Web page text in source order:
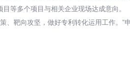
等多个项目与相关企业现场达成意向。
靶向攻坚，做好专利转化运用工作。”